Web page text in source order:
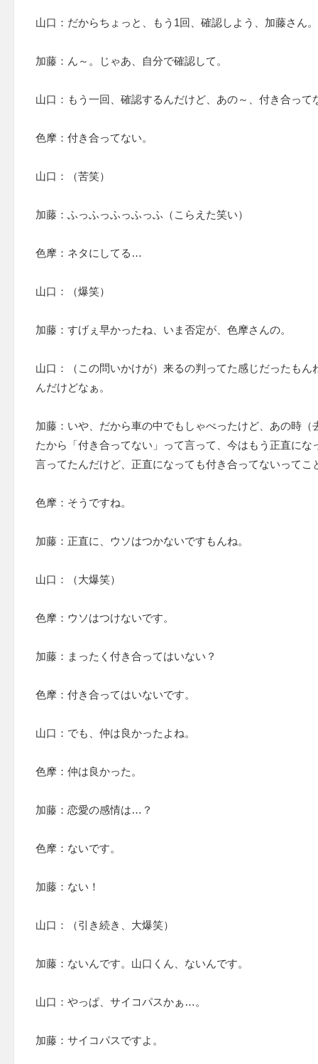
山口：だからちょっと、もう1回、確認しよう、加藤さん。
加藤：ん～。じゃあ、自分で確認して。
山口：もう一回、確認するんだけど、あの～、付き合って
色摩：付き合ってない。
山口：（苦笑）
加藤：ふっふっふっふっふ（こらえた笑い）
色摩：ネタにしてる…
山口：（爆笑）
加藤：すげぇ早かったね、いま否定が、色摩さんの。
山口：（この問いかけが）来るの判ってた感じだったも
んだけどなぁ。
加藤：いや、だから車の中でもしゃべったけど、あの時
たから「付き合ってない」って言って、今はもう正直に
言ってたんだけど、正直になっても付き合ってないってこ
色摩：そうですね。
加藤：正直に、ウソはつかないですもんね。
山口：（大爆笑）
色摩：ウソはつけないです。
加藤：まったく付き合ってはいない？
色摩：付き合ってはいないです。
山口：でも、仲は良かったよね。
色摩：仲は良かった。
加藤：恋愛の感情は…？
色摩：ないです。
加藤：ない！
山口：（引き続き、大爆笑）
加藤：ないんです。山口くん、ないんです。
山口：やっぱ、サイコパスかぁ…。
加藤：サイコパスですよ。